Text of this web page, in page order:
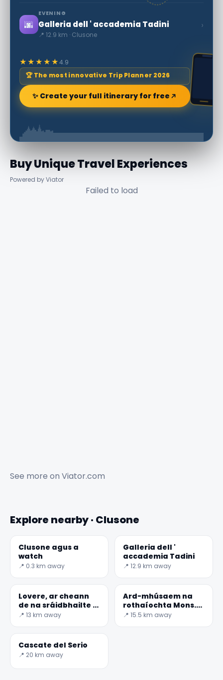
🌆
EVENING
Galleria dell ' accademia Tadini
📍 12.9 km · Clusone
›
★★★★★4.9
🏆 The most innovative Trip Planner 2026
✨ Create your full itinerary for free
Buy Unique Travel Experiences
Powered by Viator
Failed to load
See more on Viator.com
Explore nearby · Clusone
Clusone agus a
watch
📍 0.3 km away
Galleria dell '
accademia Tadini
📍 12.9 km away
Lovere, ar cheann
de na sráidbhailte is
áille san Iodáil
📍 13 km away
Ard-mhúsaem na
rothaíochta Mons.
Nicoli
📍 15.5 km away
Cascate del Serio
📍 20 km away
🏆🏆 #1 Trip Planner 2026
★★★★★
Keep Exploring the World